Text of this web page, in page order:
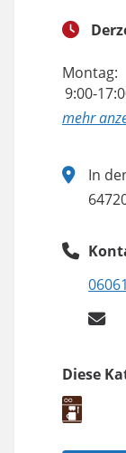
Montag:
9:00-
In
Diese